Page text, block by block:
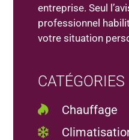
entreprise. Seul
professionnel
votre situation
CATÉGORIES
Chauffage